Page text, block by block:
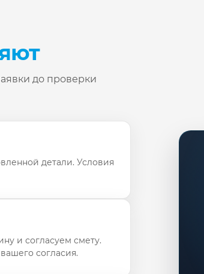
до проверки
детали. Условия
и согласуем смету.
согласия.